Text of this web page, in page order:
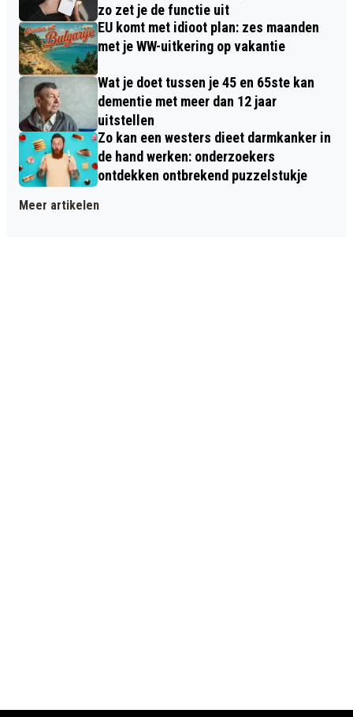
zo zet je de functie uit
EU komt met idioot plan: zes maanden
met je WW-uitkering op vakantie
Wat je doet tussen je 45 en 65ste kan
dementie met meer dan 12 jaar
uitstellen
Zo kan een westers dieet darmkanker in
de hand werken: onderzoekers
ontdekken ontbrekend puzzelstukje
Meer artikelen